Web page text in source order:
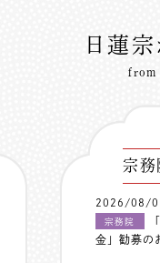
日蓮
from
宗務
2026/08/
宗務院
金」勧募の